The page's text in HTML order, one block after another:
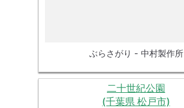
ぶらさがり - 中村製作所
二十世紀公園
(千葉県 松戸市)